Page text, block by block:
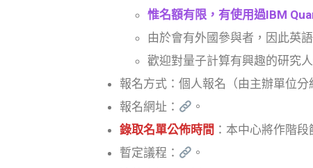
惟名額有限，有使用過IBM
由於會有外國參與者，因此英
歡迎對量子計算有興趣的研究
報名方式：個人報名（由主辦單位分
報名網址：
。
錄取名單公佈時間 ：本中心將作階
暫定議程：
。